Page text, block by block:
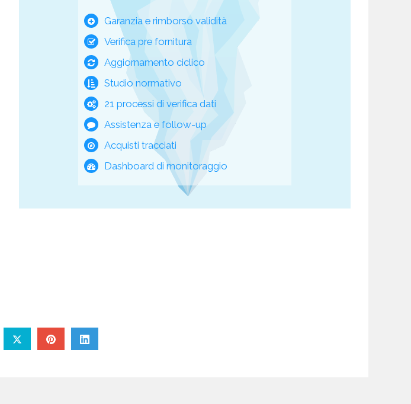
Garanzia e rimborso validità
Verifica pre fornitura
Aggiornamento ciclico
Studio normativo
21 processi di verifica dati
Assistenza e follow-up
Acquisti tracciati
Dashboard di monitoraggio